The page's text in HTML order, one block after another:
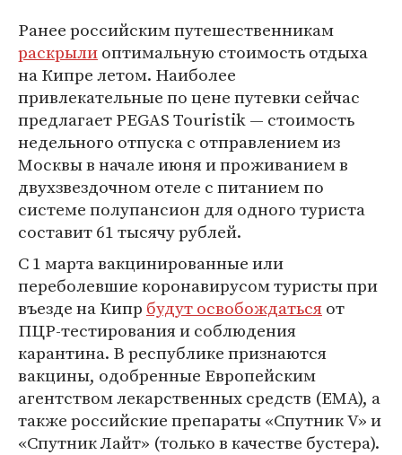
Ранее российским путешественникам
раскрылиоптимальную стоимость отдыха
на Кипре летом. Наиболее
привлекательные по цене путевки сейчас
предлагает PEGAS Touristik — стоимость
недельного отпуска с отправлением из
Москвы в начале июня и проживанием в
двухзвездочном отеле с питанием по
системе полупансион для одного туриста
составит 61 тысячу рублей.
С 1 марта вакцинированные или
переболевшие коронавирусом туристы при
въезде на Кипр будут освобождатьсяот
ПЦР-тестирования и соблюдения
карантина. В республике признаются
вакцины, одобренные Европейским
агентством лекарственных средств (ЕМА), а
также российские препараты «Спутник V» и
«Спутник Лайт» (только в качестве бустера).